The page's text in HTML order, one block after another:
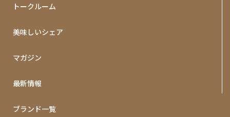
トークルーム
美味しいシェア
マガジン
最新情報
ブランド一覧